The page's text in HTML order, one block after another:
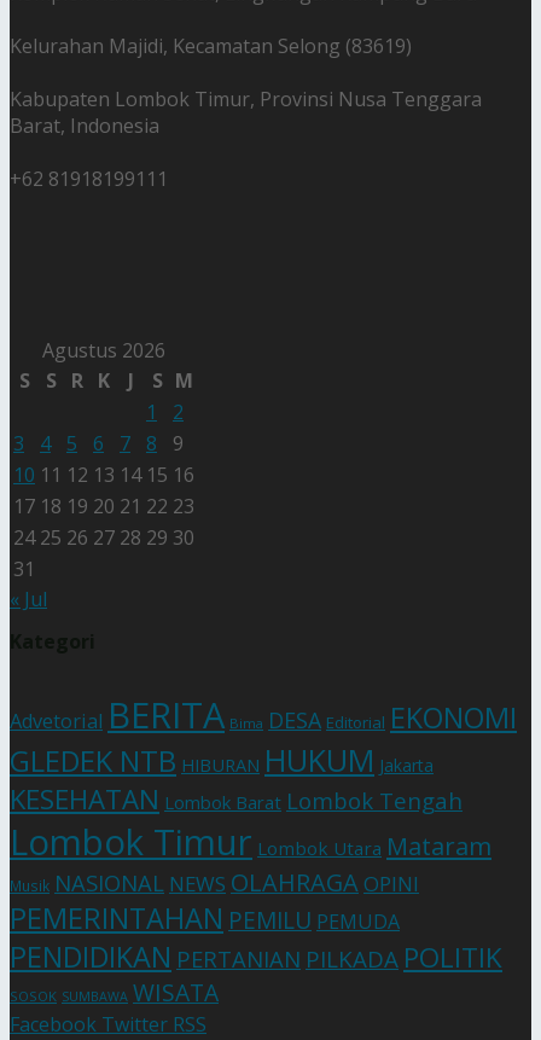
Kelurahan Majidi, Kecamatan Selong (83619)
Kabupaten Lombok Timur, Provinsi Nusa Tenggara
Barat, Indonesia
+62 81918199111
Agustus 2026
S
S R K J S M
1
2
3
4 5 6 7 8
9
10 11 12 13 14 15 16
17 18 19 20 21 22 23
24 25 26 27 28 29 30
31
« Jul
Advetorial BERITA Bima DESA Editorial EKONOMI
GLEDEK NTB HIBURAN HUKUM Jakarta
KESEHATAN Lombok Barat Lombok Tengah
Lombok Timur Lombok Utara Mataram
Musik NASIONAL NEWS OLAHRAGA OPINI
PEMERINTAHAN PEMILU PEMUDA
PENDIDIKAN PERTANIAN PILKADA POLITIK
SOSOK SUMBAWA WISATA
Facebook Twitter RSS